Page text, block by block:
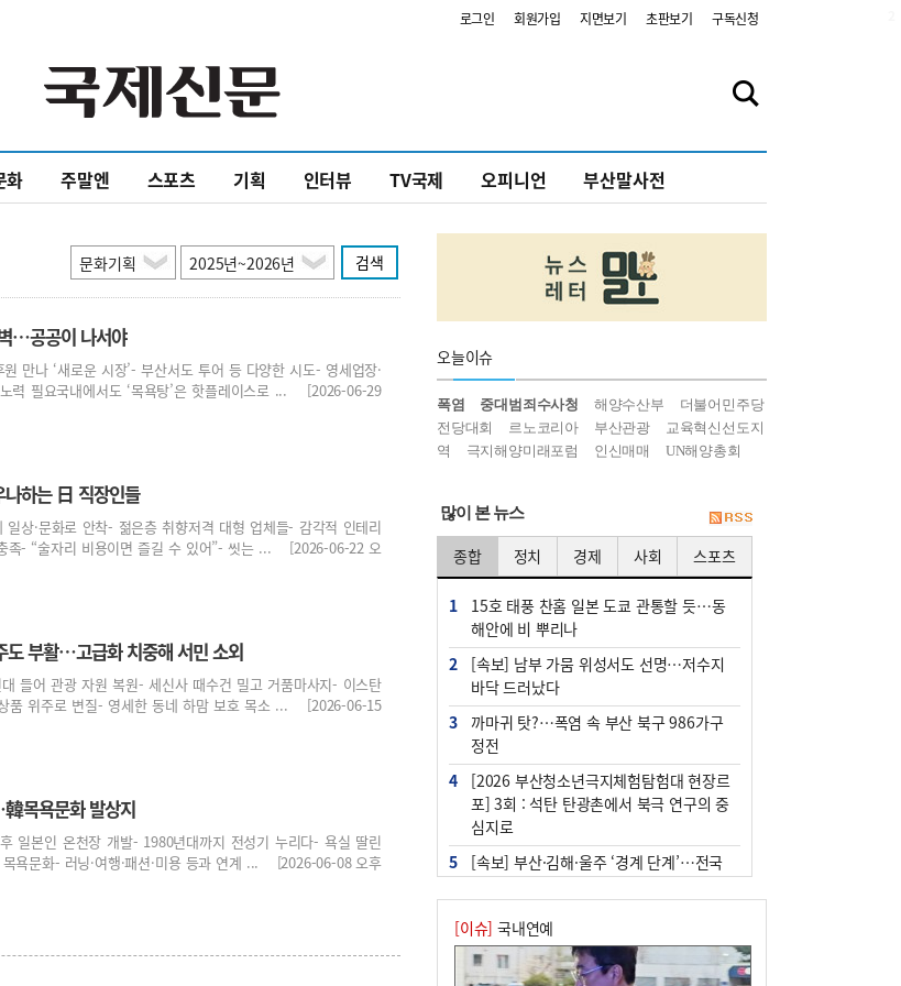
로그인 회원가입 지면보기 초판보기 구독신청
화 주말엔 스포츠 기획 인터뷰 TV국제 오피니언 부산말사전
검색
…공공이 나서야
만나 ‘새로운 시장’- 부산서도 투어 등 다양한 시도- 영세업장·
력 필요국내에서도 ‘목욕탕’은 핫플레이스로 ... [2026-06-29
하는 日 직장인들
상·문화로 안착- 젊은층 취향저격 대형 업체들- 감각적 인테리
족- “술자리 비용이면 즐길 수 있어”- 씻는 ... [2026-06-22 오
도 부활…고급화 치중해 서민 소외
들어 관광 자원 복원- 세신사 때수건 밀고 거품마사지- 이스탄
품 위주로 변질- 영세한 동네 하맘 보호 목소 ... [2026-06-15
목욕문화 발상지
일본인 온천장 개발- 1980년대까지 전성기 누리다- 욕실 딸린
욕문화- 러닝·여행·패션·미용 등과 연계 ... [2026-06-08 오후
오늘이슈
폭염 중대범죄수사청 해양수산부
더불어민주당
전당대회
르노코리아 부산관광
교육혁신선도지
역
극지해양미래포럼 인신매매 UN해양총회
많이 본 뉴스
종합 정치 경제 사회 스포츠
1
15호 태풍 찬홈 일본 도쿄 관통할 듯…동
해안에 비 뿌리나
2
[속보] 남부 가뭄 위성서도 선명…저수지
바닥 드러났다
3
까마귀 탓?…폭염 속 부산 북구 986가구
정전
4
[2026 부산청소년극지체험탐험대 현장르
포] 3회 : 석탄 탄광촌에서 북극 연구의 중
심지로
5
[속보] 부산·김해·울주 ‘경계 단계’…전국
6
부산·울산·경남 폭염 속 소나기·비…무더
위는 지속
‘혐오표현’ 쓰면 지방공무원 최대 파면까
[이슈] 국내연예